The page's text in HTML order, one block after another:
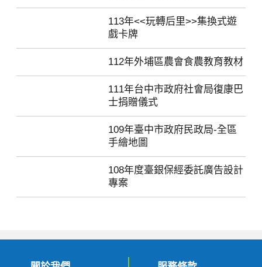
113年<<玩轉后里>>集換式遊
戲卡牌
112年外埔區農會食農教育教材
111年台中市政府社會局復康巴
士捐贈儀式
109年臺中市政府民政局-全區
手繪地圖
108年度臺銀保經委託廣告設計
專案